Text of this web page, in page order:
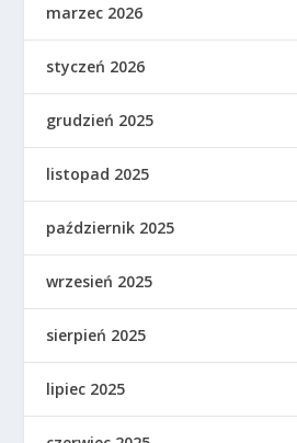
marzec 2026
styczeń 2026
grudzień 2025
listopad 2025
październik 2025
wrzesień 2025
sierpień 2025
lipiec 2025